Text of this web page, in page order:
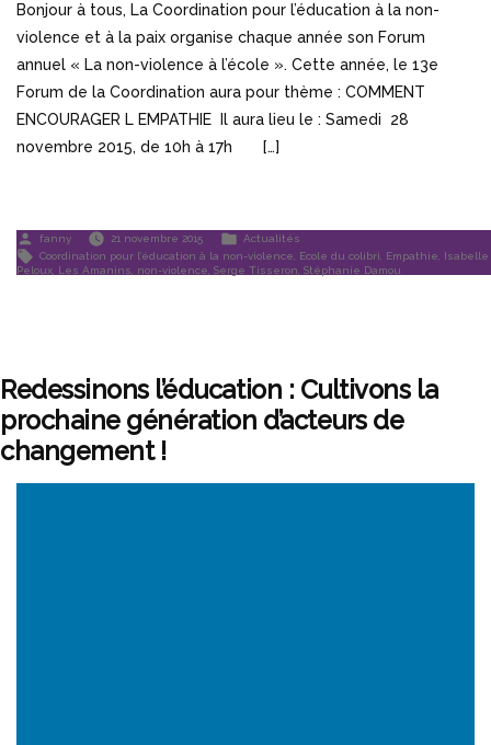
Bonjour à tous, La Coordination pour l’éducation à la non-
violence et à la paix organise chaque année son Forum
annuel « La non-violence à l’école ». Cette année, le 13e
Forum de la Coordination aura pour thème : COMMENT
ENCOURAGER L EMPATHIE Il aura lieu le : Samedi 28
novembre 2015, de 10h à 17h […]
Publié
par
fanny 21 novembre 2015
Publié
dans
Actualités
Étiquettes :
Coordination pour l’éducation à la non-violence Ecole du colibri Empathie
Isabelle
Peloux Les Amanins non-violence ,Serge Tisseron ,Stéphanie Damou
Redessinons l’éducation : Cultivons la
prochaine génération d’acteurs de
changement !